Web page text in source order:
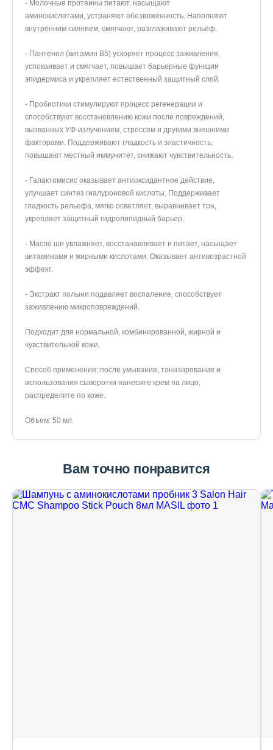
- Молочные протеины питают, насыщают
аминокислотами, устраняют обезвоженность. Наполняют
внутренним сиянием, смягчают, разглаживают рельеф.
- Пантенол (витамин B5) ускоряет процесс заживления,
успокаивает и смягчает, повышает барьерные функции
эпидермиса и укрепляет естественный защитный слой.
- Пробиотики стимулируют процесс регенерации и
способствуют восстановлению кожи после повреждений,
вызванных УФ-излучением, стрессом и другими внешними
факторами. Поддерживают гладкость и эластичность,
повышают местный иммунитет, снижают чувствительность.
- Галактомисис оказывает антиоксидантное действие,
улучшает синтез гиалуроновой кислоты. Поддерживает
гладкость рельефа, мягко осветляет, выравнивает тон,
укрепляет защитный гидролипидный барьер.
- Масло ши увлажняет, восстанавливает и питает, насыщает
витаминами и жирными кислотами. Оказывает антивозрастной
эффект.
- Экстракт полыни подавляет воспаление, способствует
заживлению микроповреждений.
Подходит для нормальной, комбинированной, жирной и
чувствительной кожи.
Способ применения: после умывания, тонизирования и
использования сыворотки нанесите крем на лицо,
распределите по коже.
Объем: 50 мл.
Вам точно понравится